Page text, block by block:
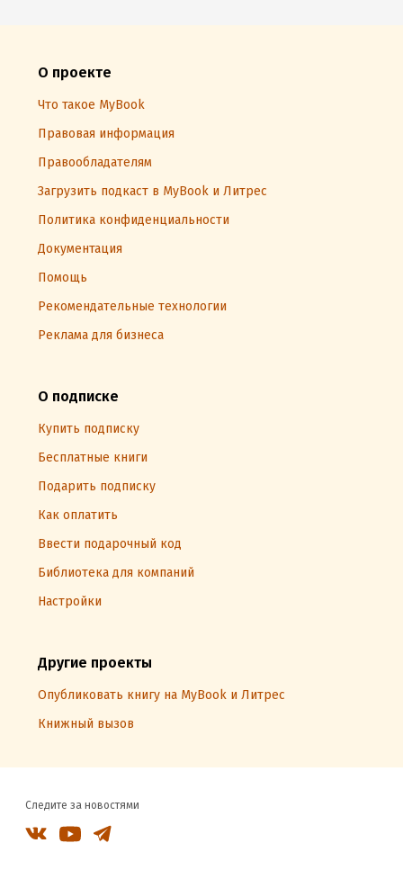
О проекте
Что такое MyBook
Правовая информация
Правообладателям
Загрузить подкаст в MyBook и Литрес
Политика конфиденциальности
Документация
Помощь
Рекомендательные технологии
Реклама для бизнеса
О подписке
Купить подписку
Бесплатные книги
Подарить подписку
Как оплатить
Ввести подарочный код
Библиотека для компаний
Настройки
Другие проекты
Опубликовать книгу на MyBook и Литрес
Книжный вызов
Следите за новостями